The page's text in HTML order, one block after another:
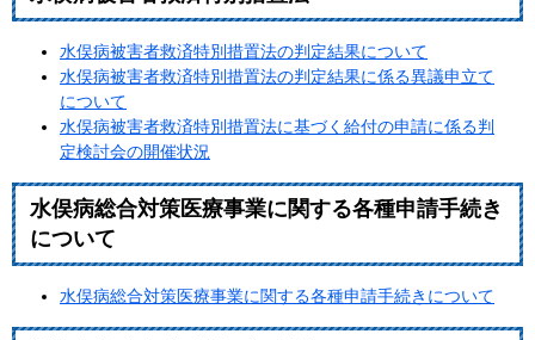
水俣病被害者救済特別措置法の判定結果について
水俣病被害者救済特別措置法の判定結果に係る異議申立て
について
水俣病被害者救済特別措置法に基づく給付の申請に係る判
定検討会の開催状況
水俣病総合対策医療事業に関する各種申請手続き
について
水俣病総合対策医療事業に関する各種申請手続きについて